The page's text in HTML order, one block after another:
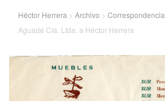
Héctor Herrera > Archivo > Correspondencia
Aguadé Cía. Ltda. a Héctor Herrera